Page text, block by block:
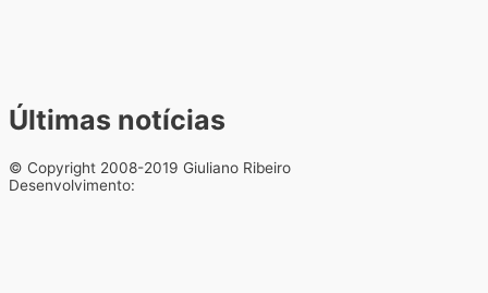
Últimas notícias
© Copyright 2008-2019 Giuliano Ribeiro
Desenvolvimento: